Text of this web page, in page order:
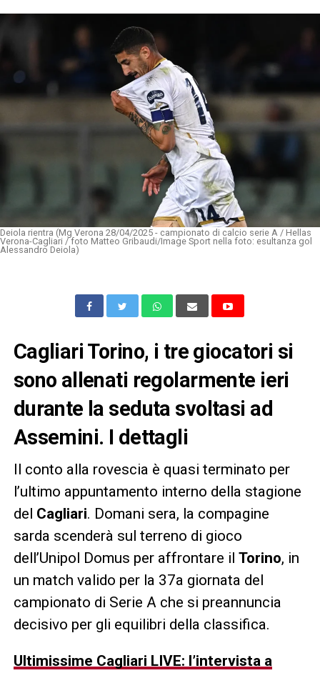
Deiola rientra (Mg Verona 28/04/2025 - campionato di calcio serie A / Hellas
Verona-Cagliari / foto Matteo Gribaudi/Image Sport nella foto: esultanza gol
Alessandro Deiola)
Cagliari Torino, i tre giocatori si
sono allenati regolarmente ieri
durante la seduta svoltasi ad
Assemini. I dettagli
Il conto alla rovescia è quasi terminato per
l’ultimo appuntamento interno della stagione
del Cagliari. Domani sera, la compagine
sarda scenderà sul terreno di gioco
dell’Unipol Domus per affrontare il Torino, in
un match valido per la 37a giornata del
campionato di Serie A che si preannuncia
decisivo per gli equilibri della classifica.
Ultimissime Cagliari LIVE: l’intervista a